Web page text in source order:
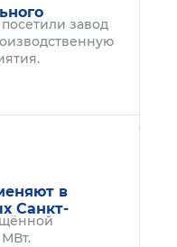
завод
в
Санкт-